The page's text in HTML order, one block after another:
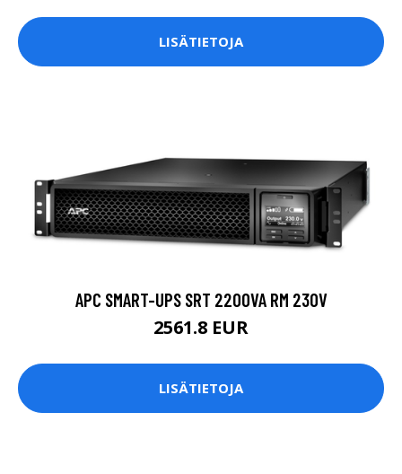
LISÄTIETOJA
APC SMART-UPS SRT 2200VA RM 230V
2561.8 EUR
LISÄTIETOJA